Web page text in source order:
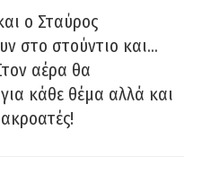
ο Σταύρος
στο στούντιο και…
αέρα θα
για κάθε θέμα αλλά και
ακροατές!